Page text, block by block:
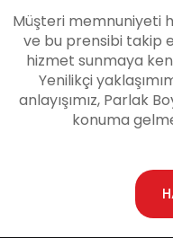
Müşteri memnuniyeti
ve bu prensibi takip
hizmet sunmaya
Yenilikçi
anlayışımız, Parlak
konuma